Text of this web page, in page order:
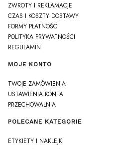
ZWROTY I REKLAMACJE
CZAS I KOSZTY DOSTAWY
FORMY PŁATNOŚCI
POLITYKA PRYWATNOŚCI
REGULAMIN
MOJE KONTO
TWOJE ZAMÓWIENIA
USTAWIENIA KONTA
PRZECHOWALNIA
POLECANE KATEGORIE
ETYKIETY I NAKLEJKI